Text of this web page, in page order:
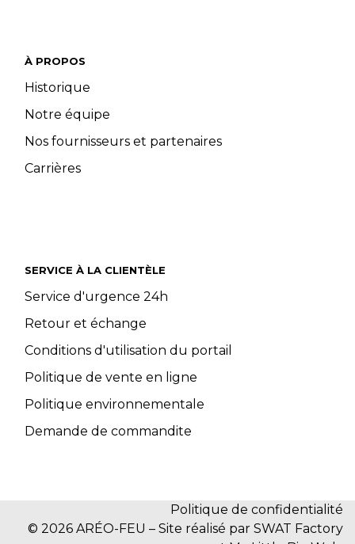
À PROPOS
Historique
Notre équipe
Nos fournisseurs et partenaires
Carrières
SERVICE À LA CLIENTÈLE
Service d'urgence 24h
Retour et échange
Conditions d'utilisation du portail
Politique de vente en ligne
Politique environnementale
Demande de commandite
Politique de confidentialité
© 2026 ARÉO-FEU – Site réalisé par SWAT Factory